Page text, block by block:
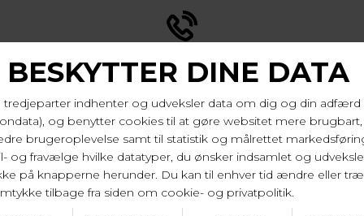
KUNDESERVICE
Tlf. 24 59 87 63
LAV FRAGTPRIS
Fast lav fragtpris på 19 kr.